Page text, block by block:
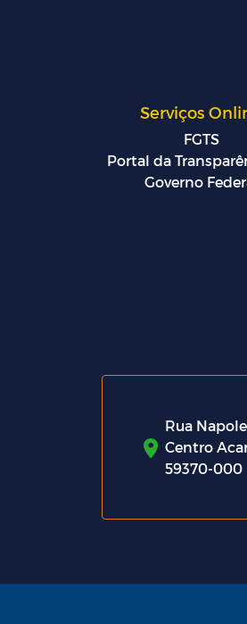
Serviços
FGTS
Portal da
Governo
Rua
Centro
59370-000